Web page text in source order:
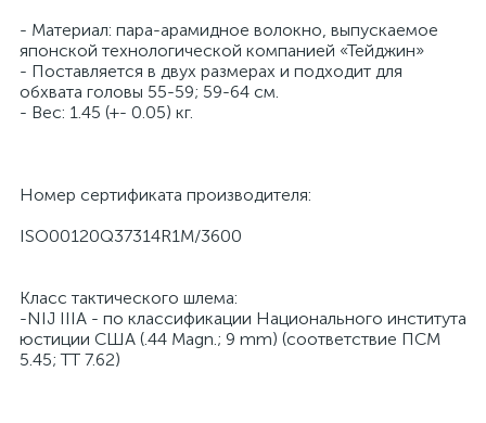
- Материал: пара-арамидное волокно, выпускаемое
японской технологической компанией «Тейджин»
- Поставляется в двух размерах и подходит для
обхвата головы 55-59; 59-64 см.
- Вес: 1.45 (+- 0.05) кг.
Номер сертификата производителя:
ISO00120Q37314R1M/3600
Класс тактического шлема:
-NIJ IIIA - по классификации Национального института
юстиции США (.44 Magn.; 9 mm) (соответствие ПСМ
5.45; ТТ 7.62)